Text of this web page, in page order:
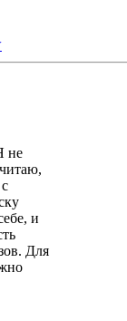
не
и
Для